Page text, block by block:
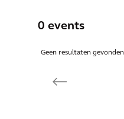
0 events
Geen resultaten gevonden